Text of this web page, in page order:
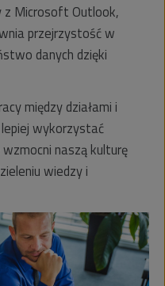
z Microsoft Outlook,
przejrzystość w
danych dzięki
między działami i
wykorzystać
naszą kulturę
wiedzy i